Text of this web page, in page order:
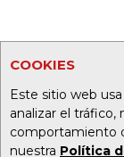
COOKIES
Este sitio web
analizar el tráfico,
comportamiento
nuestra Política